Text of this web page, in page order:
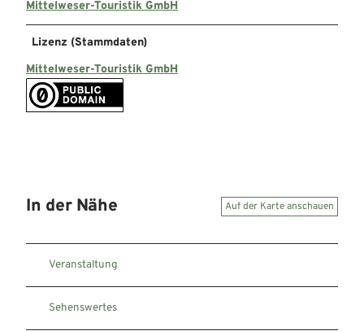
Mittelweser-Touristik GmbH
Lizenz (Stammdaten)
Mittelweser-Touristik GmbH
In der Nähe Auf der Karte anschauen
Veranstaltung
Sehenswertes